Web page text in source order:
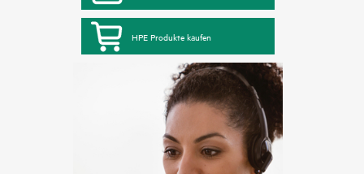
HPE Produkte kaufen